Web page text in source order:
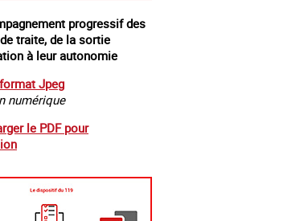
progressif des
traite, de la sortie
à leur autonomie
Jpeg
numérique
le PDF pour